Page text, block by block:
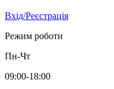
Вхід/Реєстрація
Режим роботи
Пн-Чт
09:00-18:00